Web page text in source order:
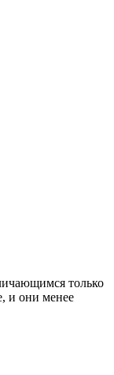
только
и они менее